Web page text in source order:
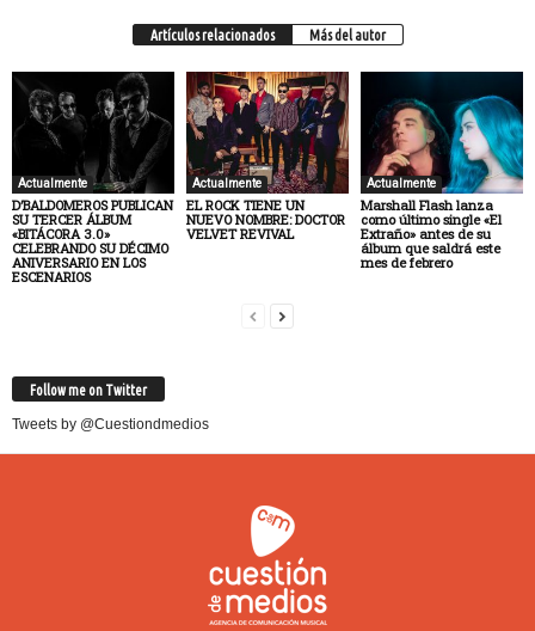
Artículos relacionados Más del autor
Actualmente
D’BALDOMEROS PUBLICAN
SU TERCER ÁLBUM
«BITÁCORA 3.0»
CELEBRANDO SU DÉCIMO
ANIVERSARIO EN LOS
ESCENARIOS
Actualmente
EL ROCK TIENE UN
NUEVO NOMBRE: DOCTOR
VELVET REVIVAL
Actualmente
Marshall Flash lanza
como último single «El
Extraño» antes de su
álbum que saldrá este
mes de febrero
Follow me on Twitter
Tweets by @Cuestiondmedios